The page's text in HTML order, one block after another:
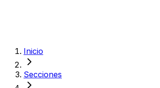
Inicio
Secciones